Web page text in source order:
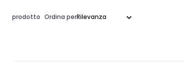
prodotto Ordina per